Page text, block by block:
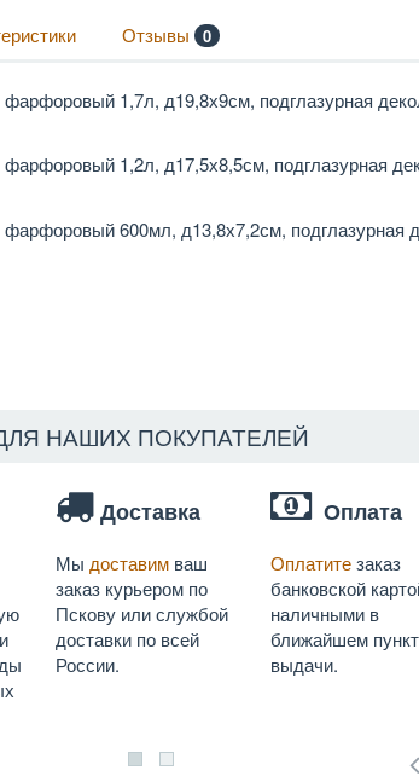
Отзывы 0
1,7л, д19,8х9см, подглазурная
1,2л, д17,5х8,5см, подглазурная
600мл, д13,8х7,2см, подглазурная
НАШИХ ПОКУПАТЕЛЕЙ
Доставка
Мы доставим ваш
заказ курьером по
Пскову или службой
доставки по всей
России.
Оплата
Оплатитезаказ
банковской
наличными в
ближайшем
выдачи.